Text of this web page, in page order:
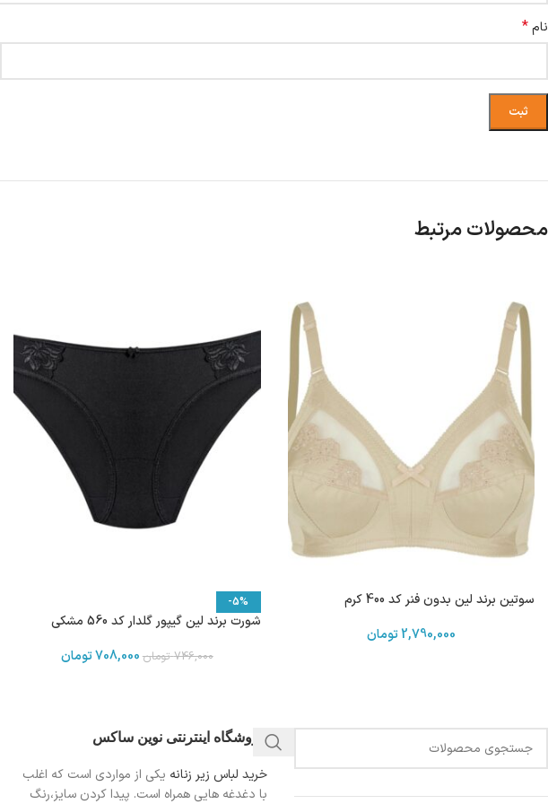
نام*
محصولات مرتبط
سوتین برند لین بدون فنر کد 400 کرم
2,790,000 تومان
-5%
شورت برند لین گیپور گلدار کد 560 مشکی
746,000 تومان 708,000تومان
فروشگاه اینترنتی نوین ساکس
خرید لباس زیر زنانه یکی از مواردی است که اغلب
با دغدغه هایی همراه است. پیدا کردن سایز،رنگ